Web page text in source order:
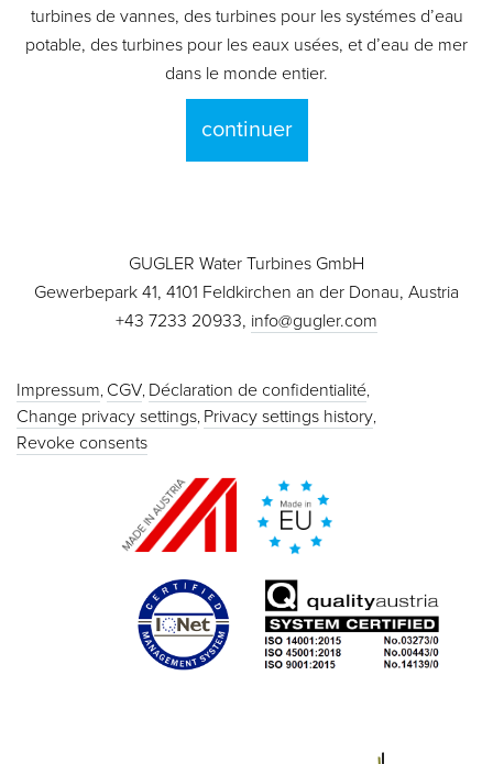
turbines de vannes, des turbines pour les systémes d’eau
potable, des turbines pour les eaux usées, et d’eau de mer
dans le monde entier.
continuer
GUGLER Water Turbines GmbH
Gewerbepark 41, 4101 Feldkirchen an der Donau, Austria
+43 7233 20933, info@gugler.com
Impressum CGV Déclaration de confidentialité
Change privacy settings Privacy settings history
Revoke consents